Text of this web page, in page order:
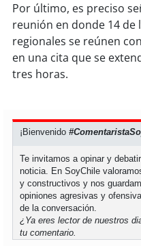
Por último, es preciso
reunión en donde 14 de
regionales se reúnen
en una cita que se
tres horas.
¡Bienvenido
Te invitamos a opinar y
noticia. En SoyChile
y constructivos y nos
opiniones agresivas y
de la conversación.
¿Ya eres lector de nuestros
tu comentario.